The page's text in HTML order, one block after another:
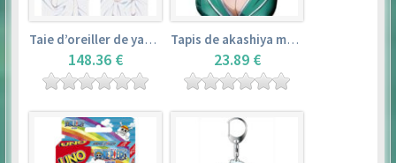
Taie d’oreiller de yamada elf – eromanga sensei
148.36 €
Tapis de akashiya moka – rosario + vampire
23.89 €